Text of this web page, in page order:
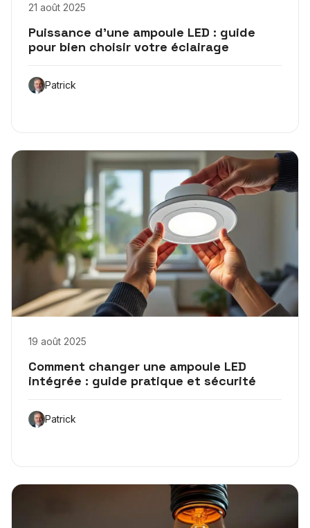
21 août 2025
Puissance d’une ampoule LED : guide
pour bien choisir votre éclairage
Patrick
19 août 2025
Comment changer une ampoule LED
intégrée : guide pratique et sécurité
Patrick